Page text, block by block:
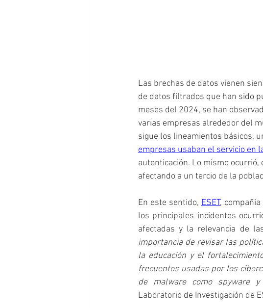
Las brechas de datos vienen
de datos filtrados que han sido
meses del 2024, se han
varias empresas alrededor del
sigue los lineamientos básicos,
empresas usaban el servicio en
autenticación. Lo mismo
afectando a un tercio de la
En este sentido, ESET,
los principales incidentes
afectadas y la relevancia de
importancia de revisar las
la educación y el
frecuentes usadas por los
de malware como spyware y
Laboratorio de Investigación de